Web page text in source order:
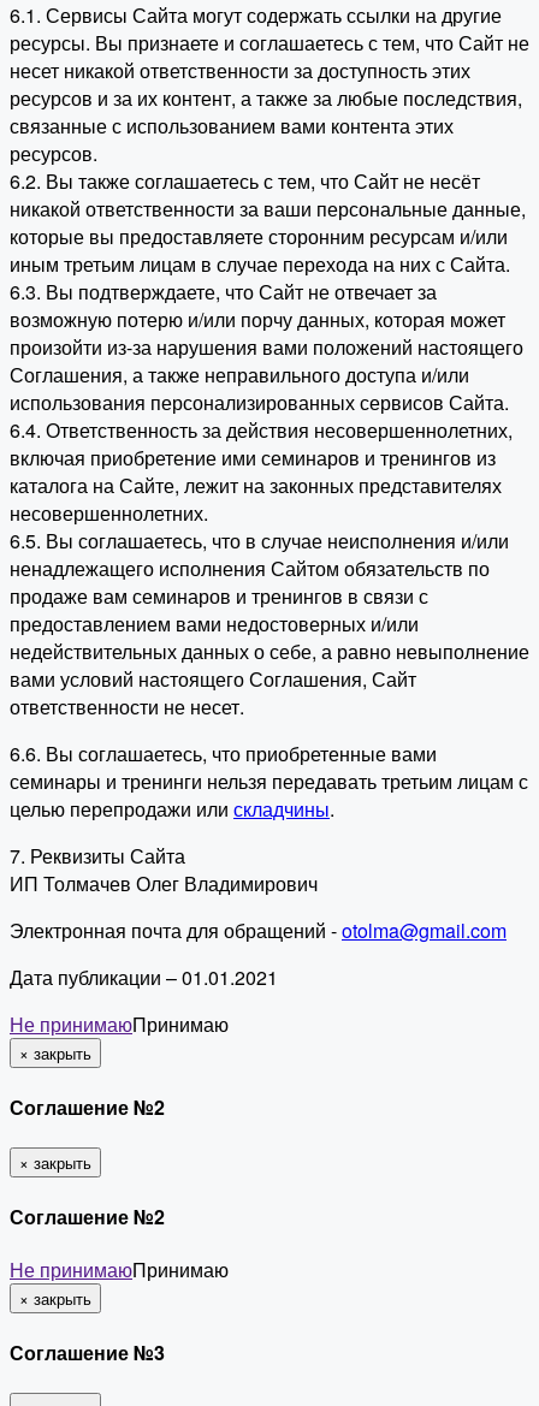
6.1. Сервисы Сайта могут содержать ссылки на другие
ресурсы. Вы признаете и соглашаетесь с тем, что Сайт не
несет никакой ответственности за доступность этих
ресурсов и за их контент, а также за любые последствия,
связанные с использованием вами контента этих
ресурсов.
6.2. Вы также соглашаетесь с тем, что Сайт не несёт
никакой ответственности за ваши персональные данные,
которые вы предоставляете сторонним ресурсам и/или
иным третьим лицам в случае перехода на них с Сайта.
6.3. Вы подтверждаете, что Сайт не отвечает за
возможную потерю и/или порчу данных, которая может
произойти из-за нарушения вами положений настоящего
Соглашения, а также неправильного доступа и/или
использования персонализированных сервисов Сайта.
6.4. Ответственность за действия несовершеннолетних,
включая приобретение ими семинаров и тренингов из
каталога на Сайте, лежит на законных представителях
несовершеннолетних.
6.5. Вы соглашаетесь, что в случае неисполнения и/или
ненадлежащего исполнения Сайтом обязательств по
продаже вам семинаров и тренингов в связи с
предоставлением вами недостоверных и/или
недействительных данных о себе, а равно невыполнение
вами условий настоящего Соглашения, Сайт
ответственности не несет.
6.6. Вы соглашаетесь, что приобретенные вами
семинары и тренинги нельзя передавать третьим лицам с
целью перепродажи или складчины.
7. Реквизиты Сайта
ИП Толмачев Олег Владимирович
Электронная почта для обращений -otolma@gmail.com
Дата публикации – 01.01.2021
Не принимаюПринимаю
× закрыть
Соглашение №2
× закрыть
Соглашение №2
Не принимаюПринимаю
× закрыть
Соглашение №3